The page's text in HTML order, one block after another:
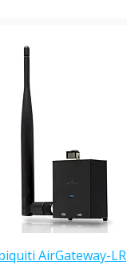
AirGateway-LR